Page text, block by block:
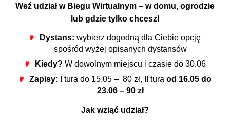
Weź udział w Biegu Wirtualnym – w domu, ogrodzie
lub gdzie tylko chcesz!
Dystans: wybierz dogodną dla Ciebie opcję
spośród wyżej opisanych dystansów
Kiedy? W dowolnym miejscu i czasie do 30.06
Zapisy:
I tura do 15.05 – 80 zł, II tura od 16.05 do
23.06 – 90 zł
Jak wziąć udział?